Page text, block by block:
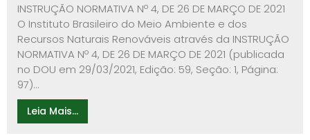
INSTRUÇÃO NORMATIVA Nº 4, DE 26 DE MARÇO DE 2021
O Instituto Brasileiro do Meio Ambiente e dos
Recursos Naturais Renováveis através da INSTRUÇÃO
NORMATIVA Nº 4, DE 26 DE MARÇO DE 2021 (publicada
no DOU em 29/03/2021, Edição: 59, Seção: 1, Página:
97)...
Leia Mais...